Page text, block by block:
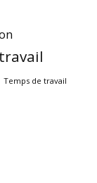
Temps de travail